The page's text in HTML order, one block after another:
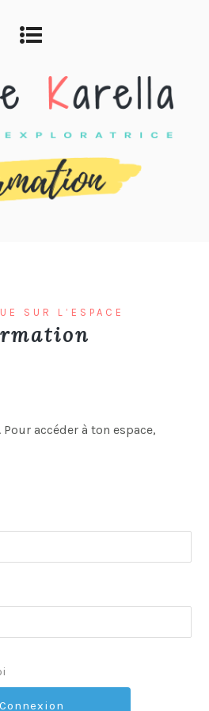
SUR L’ESPACE
Pour accéder à ton espace,